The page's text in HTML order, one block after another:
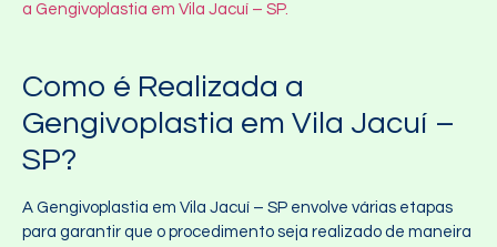
a Gengivoplastia em Vila Jacuí – SP.
Como é Realizada a
Gengivoplastia em Vila Jacuí –
SP?
A Gengivoplastia em Vila Jacuí – SP envolve várias etapas
para garantir que o procedimento seja realizado de maneira